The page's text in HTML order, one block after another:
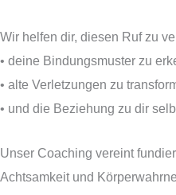
Wir helfen dir, diesen Ruf zu
• deine Bindungsmuster zu
• alte Verletzungen zu
• und die Beziehung zu dir
Unser Coaching vereint
Achtsamkeit und